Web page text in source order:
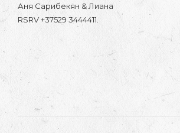
Аня Сарибекян & Лиана
RSRV +37529 3444411.